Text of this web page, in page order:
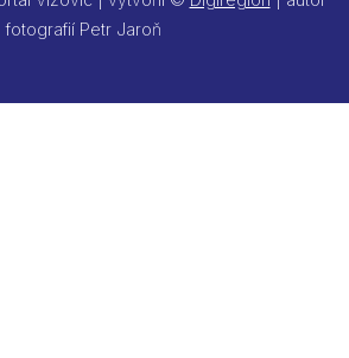
fotografií Petr Jaroň